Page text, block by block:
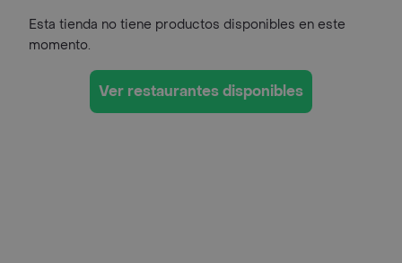
Esta tienda no tiene productos disponibles en este
momento.
Ver restaurantes disponibles